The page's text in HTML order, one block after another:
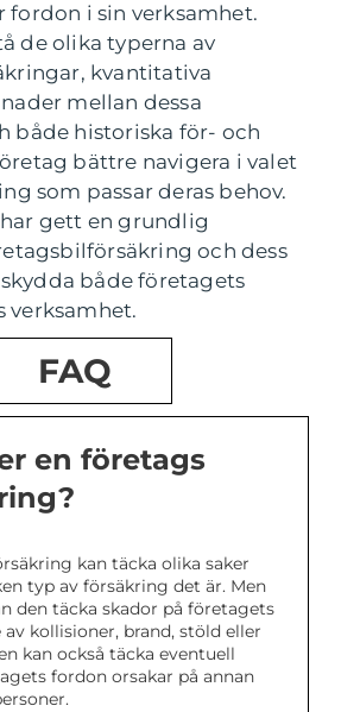
fordon i sin verksamhet.
de olika typerna av
kvantitativa
mellan dessa
både historiska för- och
bättre navigera i valet
som passar deras behov.
gett en grundlig
och dess
både företagets
verksamhet.
FAQ
en företags
kan täcka olika saker
typ av försäkring det är. Men
den täcka skador på företagets
kollisioner, brand, stöld eller
kan också täcka eventuell
fordon orsakar på annan